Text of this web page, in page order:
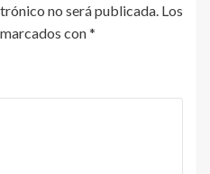
no será publicada. Los
con*